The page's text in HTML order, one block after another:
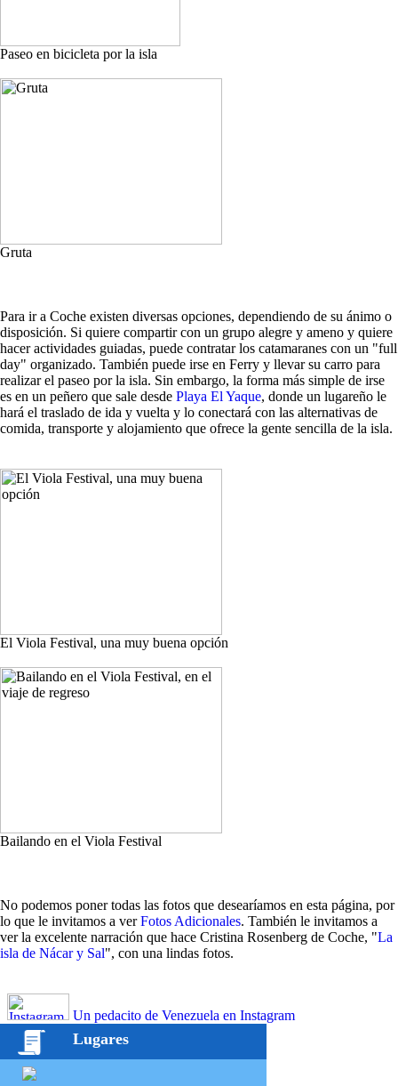
Paseo en bicicleta por la isla
Gruta
Para ir a Coche existen diversas opciones, dependiendo de su ánimo o
disposición. Si quiere compartir con un grupo alegre y ameno y quiere
hacer actividades guiadas, puede contratar los catamaranes con un "full
day" organizado. También puede irse en Ferry y llevar su carro para
realizar el paseo por la isla. Sin embargo, la forma más simple de irse
es en un peñero que sale desde Playa El Yaque, donde un lugareño le
hará el traslado de ida y vuelta y lo conectará con las alternativas de
comida, transporte y alojamiento que ofrece la gente sencilla de la isla.
El Viola Festival, una muy buena opción
Bailando en el Viola Festival
No podemos poner todas las fotos que desearíamos en esta página, por
lo que le invitamos a verFotos Adicionales. También le invitamos a
ver la excelente narración que hace Cristina Rosenberg de Coche, "La
isla de Nácar y Sal", con una lindas fotos.
Un pedacito de Venezuela en Instagram
Lugares